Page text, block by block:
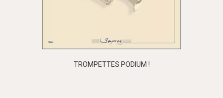
TROMPETTES PODIUM !